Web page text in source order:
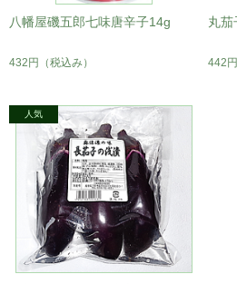
八幡屋磯五郎七味唐辛子14g
432円 （税込み）
丸
442円